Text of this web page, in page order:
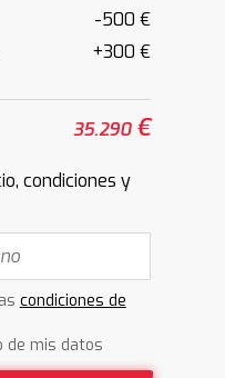
-500 €
+300 €
35.290€
condiciones y
condiciones de
de mis datos